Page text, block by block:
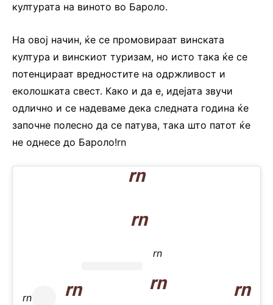
културата на виното во Бароло.
На овој начин, ќе се промовираат винската
култура и винскиот туризам, но исто така ќе се
потенцираат вредностите на одржливост и
еколошката свест. Како и да е, идејата звучи
одлично и се надеваме дека следната година ќе
започне полесно да се патува, така што патот ќе
не однесе до Бароло!rn
rn
rn
rn rn
rn
rn
rn